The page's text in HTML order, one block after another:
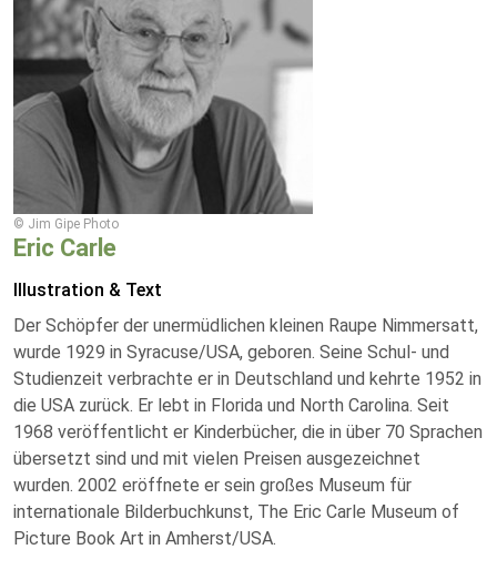
© Jim Gipe Photo
Eric Carle
Illustration & Text
Der Schöpfer der unermüdlichen kleinen Raupe Nimmersatt,
wurde 1929 in Syracuse/USA, geboren. Seine Schul- und
Studienzeit verbrachte er in Deutschland und kehrte 1952 in
die USA zurück. Er lebt in Florida und North Carolina. Seit
1968 veröffentlicht er Kinderbücher, die in über 70 Sprachen
übersetzt sind und mit vielen Preisen ausgezeichnet
wurden. 2002 eröffnete er sein großes Museum für
internationale Bilderbuchkunst, The Eric Carle Museum of
Picture Book Art in Amherst/USA.